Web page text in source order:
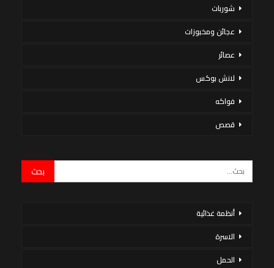
شوربات
عجائن ومخبوزات
عصائر
لانش بوكس
فواكه
قصص
أنظمة غذائية
الاسرة
الحمل